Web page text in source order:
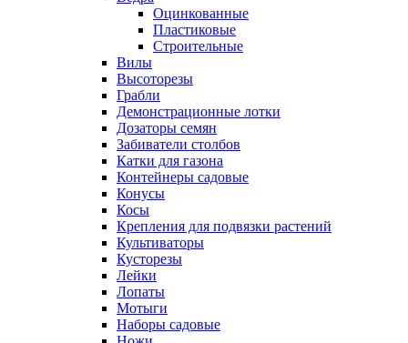
Оцинкованные
Пластиковые
Строительные
Вилы
Высоторезы
Грабли
Демонстрационные лотки
Дозаторы семян
Забиватели столбов
Катки для газона
Контейнеры садовые
Конусы
Косы
Крепления для подвязки растений
Культиваторы
Кусторезы
Лейки
Лопаты
Мотыги
Наборы садовые